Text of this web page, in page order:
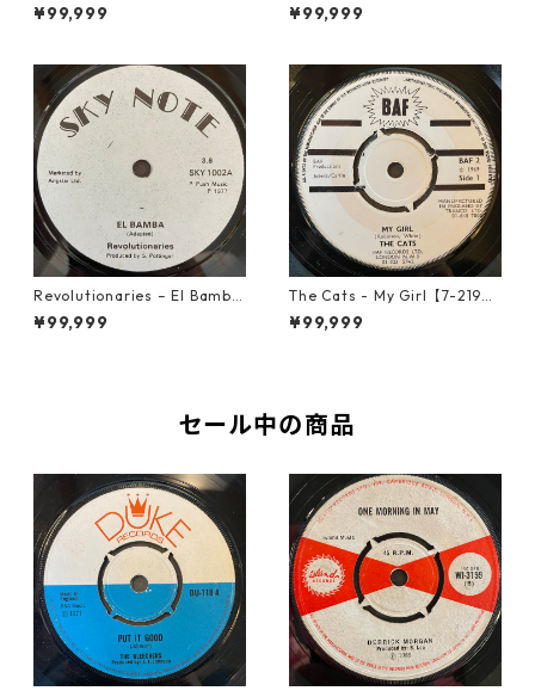
Girl【12-50053】
¥99,999 tion【7-21935】
¥99,999
Revolutionaries – El Bamba
【7-21855】
¥99,999
The Cats - My Girl【7-2190
6】
¥99,999
セール中の商品